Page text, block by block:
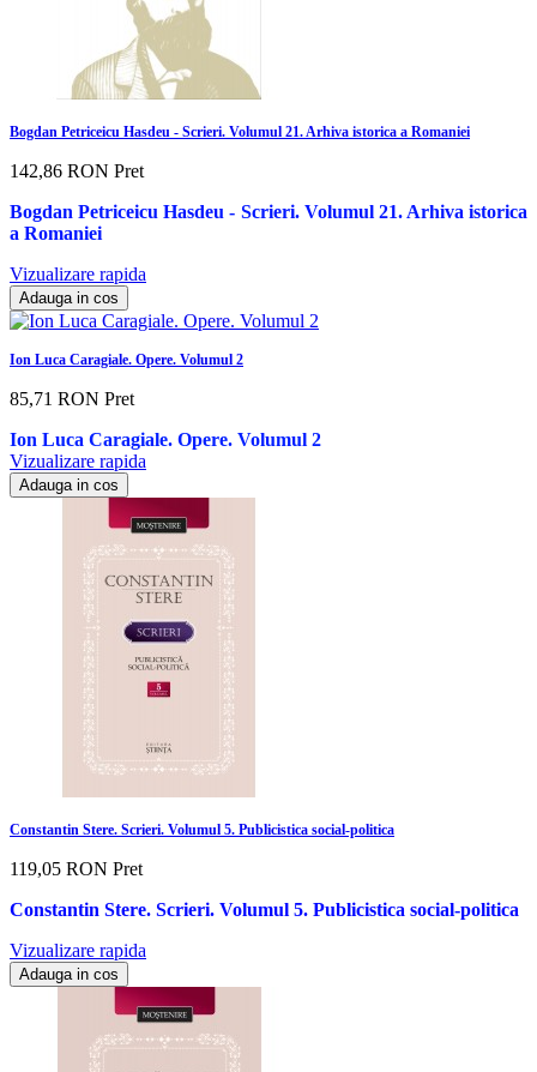
Bogdan Petriceicu Hasdeu - Scrieri. Volumul 21. Arhiva istorica a Romaniei
142,86 RON Pret
Bogdan Petriceicu Hasdeu - Scrieri. Volumul 21. Arhiva istorica
a Romaniei
Vizualizare rapida
Adauga in cos
Ion Luca Caragiale. Opere. Volumul 2
85,71 RON Pret
Ion Luca Caragiale. Opere. Volumul 2
Vizualizare rapida
Adauga in cos
Constantin Stere. Scrieri. Volumul 5. Publicistica social-politica
119,05 RON Pret
Constantin Stere. Scrieri. Volumul 5. Publicistica social-politica
Vizualizare rapida
Adauga in cos